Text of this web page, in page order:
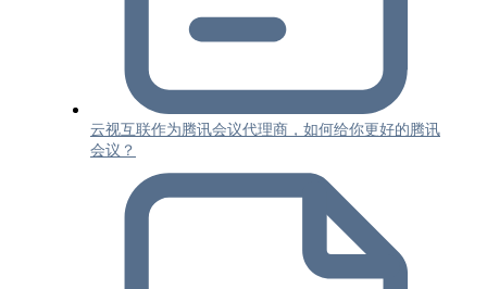
云视互联作为腾讯会议代理商，如何给你更好的腾讯
会议？